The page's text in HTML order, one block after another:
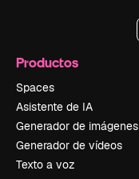
Productos
Spaces
Asistente de IA
Generador de imágenes
Generador de vídeos
Texto a voz